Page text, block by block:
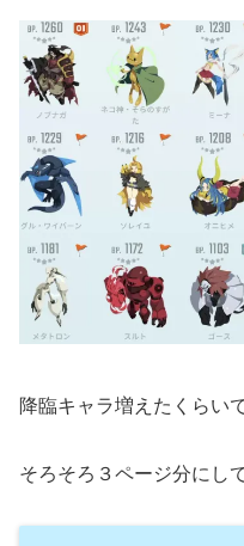
降臨キャラ増えたくらい
そろそろ３ページ分にし